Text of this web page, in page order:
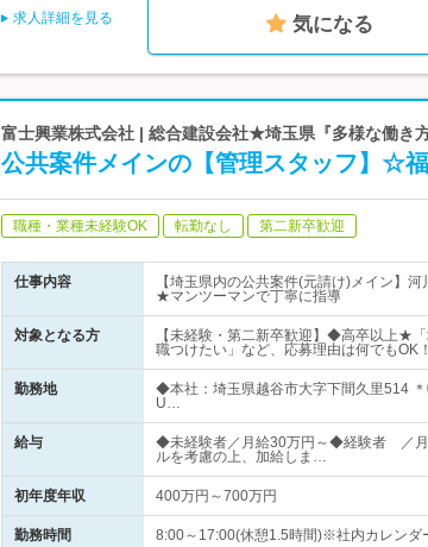
求人詳細を見る 気になる
富士興業株式会社 | 総合建設会社★埼玉県『多様な働き
公共案件メインの【管理スタッフ】☆
職種・業種未経験OK 転勤なし 第二新卒歓迎
仕事内容
【埼玉県内の公共案件(元請け)メイン】
★マンツーマンで丁寧に指導
対象となる方
【未経験・第二新卒歓迎】◆高卒以上★
職つけたい」など、応募理由は何でもOK
勤務地
◆本社：埼玉県越谷市大字下間久里514
U…
給与
◆未経験者／月給30万円～◆経験者 ／月
ルを考慮の上、加給しま…
初年度年収 400万円～700万円
勤務時間 8:00～17:00(休憩1.5時間)※社内カレン